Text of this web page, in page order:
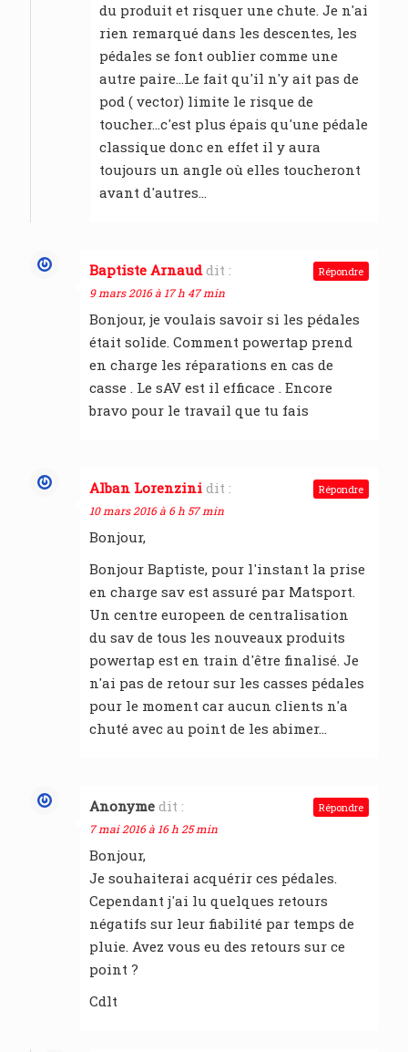
du produit et risquer une chute. Je n'ai
rien remarqué dans les descentes, les
pédales se font oublier comme une
autre paire…Le fait qu'il n'y ait pas de
pod ( vector) limite le risque de
toucher…c'est plus épais qu'une pédale
classique donc en effet il y aura
toujours un angle où elles toucheront
avant d'autres…
Baptiste Arnaud dit :
9 mars 2016 à 17 h 47 min
Bonjour, je voulais savoir si les pédales
était solide. Comment powertap prend
en charge les réparations en cas de
casse . Le sAV est il efficace . Encore
bravo pour le travail que tu fais
Répondre
Alban Lorenzini dit :
10 mars 2016 à 6 h 57 min
Bonjour,
Bonjour Baptiste, pour l'instant la prise
en charge sav est assuré par Matsport.
Un centre europeen de centralisation
du sav de tous les nouveaux produits
powertap est en train d'être finalisé. Je
n'ai pas de retour sur les casses pédales
pour le moment car aucun clients n'a
chuté avec au point de les abimer…
Répondre
Anonyme dit :
7 mai 2016 à 16 h 25 min
Bonjour,
Je souhaiterai acquérir ces pédales.
Cependant j'ai lu quelques retours
négatifs sur leur fiabilité par temps de
pluie. Avez vous eu des retours sur ce
point ?
Cdlt
Répondre